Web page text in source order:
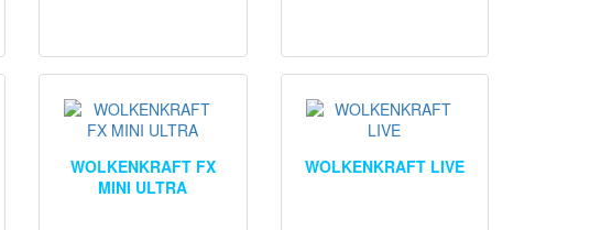
WOLKENKRAFT FX
MINI ULTRA
WOLKENKRAFT LIVE